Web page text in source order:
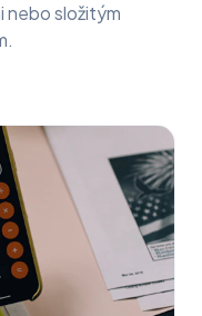
nebo složitým